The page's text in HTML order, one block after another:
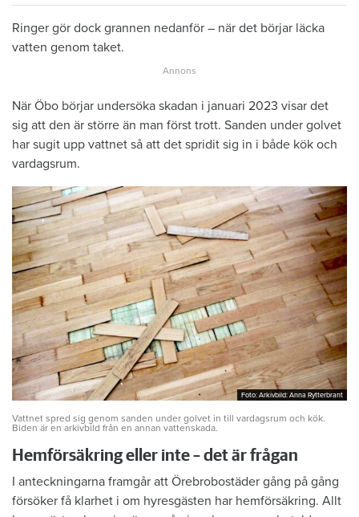
Ringer gör dock grannen nedanför – när det börjar läcka
vatten genom taket.
När Öbo börjar undersöka skadan i januari 2023 visar det
sig att den är större än man först trott. Sanden under golvet
har sugit upp vattnet så att det spridit sig in i både kök och
vardagsrum.
Foto: Arkivbild: Anna Rytterbrant
Foto: Arkivbild: Anna Rytterbrant
Vattnet spred sig genom sanden under golvet in till vardagsrum och kök.
Biden är en arkivbild från en annan vattenskada.
Hemförsäkring eller inte – det är frågan
I anteckningarna framgår att Örebrobostäder gång på gång
försöker få klarhet i om hyresgästen har hemförsäkring. Allt